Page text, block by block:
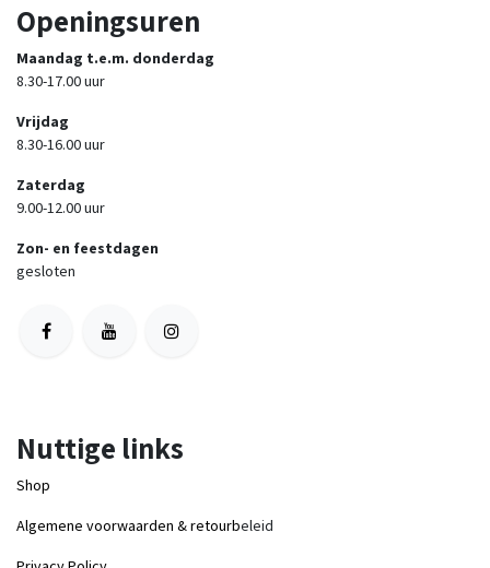
Openingsuren
Maandag t.e.m. donderdag
8.30-17.00 uur
Vrijdag
8.30-16.00 uur
Zaterdag
9.00-12.00 uur
Zon- en feestdagen
gesloten
Nuttige links
Shop
Algemene voorwaarden & retourbeleid